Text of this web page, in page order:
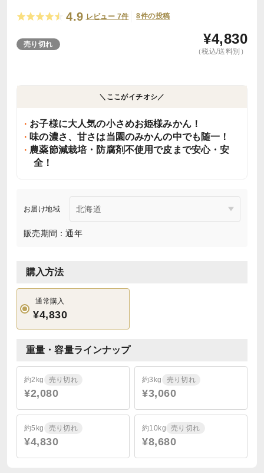
4.9 レビュー 7件 8件の投稿
売り切れ ¥4,830
（税込/送料別）
＼ここがイチオシ／
お子様に大人気の小さめお姫様みかん！
味の濃さ、甘さは当園のみかんの中でも随一！
農薬節減栽培・防腐剤不使用で皮まで安心・安
全！
お届け地域
販売期間：通年
購入方法
通常購入
¥4,830
重量・容量ラインナップ
約2kg 売り切れ
¥2,080
約3kg 売り切れ
¥3,060
約5kg 売り切れ
¥4,830
約10kg 売り切れ
¥8,680